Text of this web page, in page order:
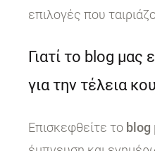
επιλογές που
Γιατί το blog μας
για την τέλεια
Επισκεφθείτε το blog